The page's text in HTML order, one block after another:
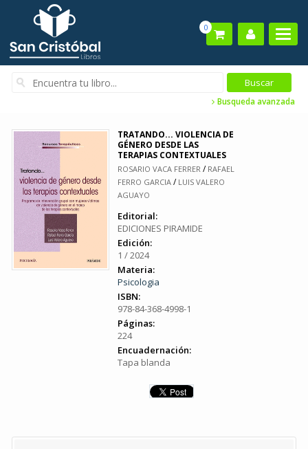
0
Busqueda avanzada
TRATANDO... VIOLENCIA DE
GÉNERO DESDE LAS
TERAPIAS CONTEXTUALES
ROSARIO VACA FERRER / RAFAEL
FERRO GARCIA / LUIS VALERO
AGUAYO
Editorial:
EDICIONES PIRAMIDE
Edición:
1 / 2024
Materia:
Psicologia
ISBN:
978-84-368-4998-1
Páginas:
224
Encuadernación:
Tapa blanda